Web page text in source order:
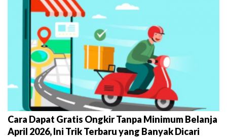
Cara Dapat Gratis Ongkir Tanpa Minimum Belanja
April 2026, Ini Trik Terbaru yang Banyak Dicari